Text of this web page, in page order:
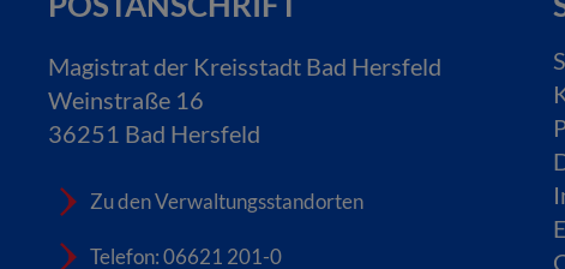
Magistrat der Kreisstadt Bad Hersfeld
Weinstraße 16
36251 Bad Hersfeld
Zu den Verwaltungsstandorten
Telefon: 06621 201-0